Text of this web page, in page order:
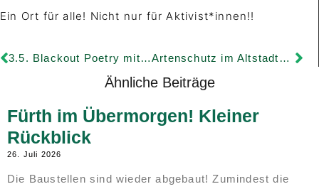
Ein Ort für alle! Nicht nur für Aktivist*innen!!
3.5. Blackout Poetry mit deutscher und griechischer Poesie. Artenschutz im Altstadtgärtla
Ähnliche Beiträge
Fürth im Übermorgen! Kleiner
Rückblick
26. Juli 2026
Die Baustellen sind wieder abgebaut! Zumindest die